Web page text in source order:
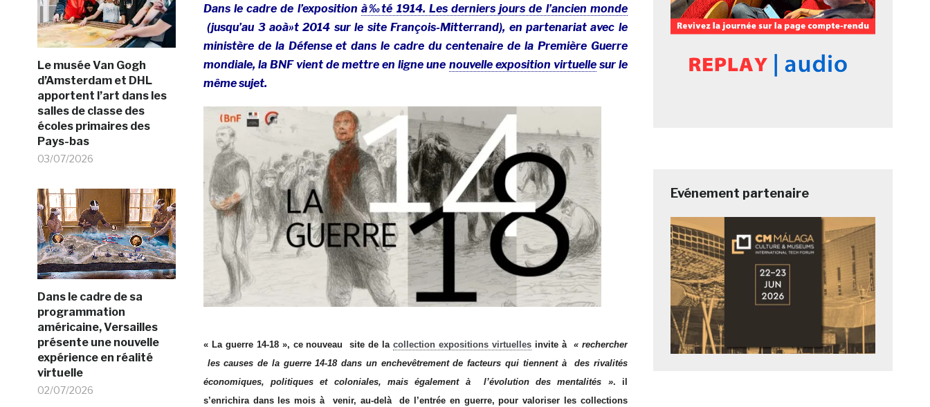
Le musée Van Gogh
d’Amsterdam et DHL
apportent l’art dans les
salles de classe des
écoles primaires des
Pays-bas
03/07/2026
Dans le cadre de sa
programmation
américaine, Versailles
présente une nouvelle
expérience en réalité
virtuelle
02/07/2026
Dans le cadre de l’exposition à‰té 1914. Les derniers jours de l’ancien monde
(jusqu’au 3 aoà»t 2014 sur le site François-Mitterrand), en partenariat avec le
ministère de la Défense et dans le cadre du centenaire de la Première Guerre
mondiale, la BNF vient de mettre en ligne une nouvelle exposition virtuellesur le
même sujet.
« La guerre 14-18 », ce nouveau site de lacollection expositions virtuelles invite à « rechercher
les causes de la guerre 14-18 dans un enchevêtrement de facteurs qui tiennent à des rivalités
économiques, politiques et coloniales, mais également à l’évolution des mentalités ». il
s’enrichira dans les mois à venir, au-delà de l’entrée en guerre, pour valoriser les collections
Evénement partenaire